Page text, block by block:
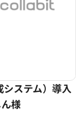
ステム）導入
様